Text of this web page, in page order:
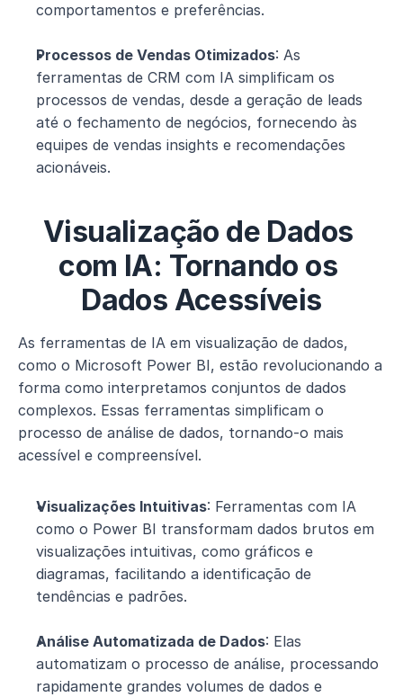
comportamentos e preferências.
Processos de Vendas Otimizados: As
ferramentas de CRM com IA simplificam os
processos de vendas, desde a geração de leads
até o fechamento de negócios, fornecendo às
equipes de vendas insights e recomendações
acionáveis.
Visualização de Dados
com IA: Tornando os
Dados Acessíveis
As ferramentas de IA em visualização de dados,
como o Microsoft Power BI, estão revolucionando a
forma como interpretamos conjuntos de dados
complexos. Essas ferramentas simplificam o
processo de análise de dados, tornando-o mais
acessível e compreensível.
Visualizações Intuitivas: Ferramentas com IA
como o Power BI transformam dados brutos em
visualizações intuitivas, como gráficos e
diagramas, facilitando a identificação de
tendências e padrões.
Análise Automatizada de Dados: Elas
automatizam o processo de análise, processando
rapidamente grandes volumes de dados e